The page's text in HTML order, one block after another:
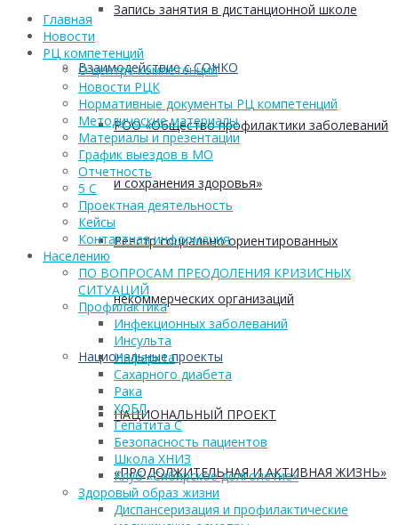
Запись занятия в дистанционной школе
Взаимодействие с СОНКО
РОО «Общество профилактики заболеваний
и сохранения здоровья»
Реестр социально ориентированных
некоммерческих организаций
Национальные проекты
НАЦИОНАЛЬНЫЙ ПРОЕКТ
«ПРОДОЛЖИТЕЛЬНАЯ И АКТИВНАЯ ЖИЗНЬ»
Главная
Новости
РЦ компетенций
О центре компетенций
Новости РЦК
Нормативные документы РЦ компетенций
Методические материалы
Материалы и презентации
График выездов в МО
Отчетность
5 С
Проектная деятельность
Кейсы
Контактная информация
Населению
ПО ВОПРОСАМ ПРЕОДОЛЕНИЯ КРИЗИСНЫХ
СИТУАЦИЙ
Профилактика
Инфекционных заболеваний
Инсульта
Инфаркта
Сахарного диабета
Рака
ХОБЛ
Гепатита С
Безопасность пациентов
Школа ХНИЗ
Клуб «Сибирское долголетие»
Здоровый образ жизни
Диспансеризация и профилактические